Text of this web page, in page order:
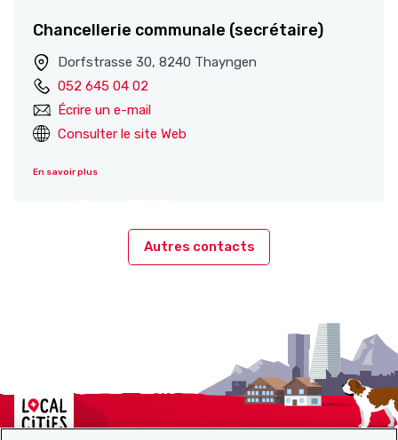
Chancellerie communale (secrétaire)
Dorfstrasse 30, 8240 Thayngen
052 645 04 02
Écrire un e-mail
Consulter le site Web
En savoir plus
Autres contacts
Localcities